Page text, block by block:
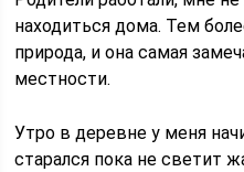
находиться дома. Тем
природа, и она самая
местности.
Утро в деревне у меня
старался пока не светит